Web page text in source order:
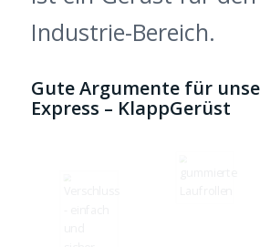
Industrie-Bereich.
Gute Argumente für
Express – KlappGerüst